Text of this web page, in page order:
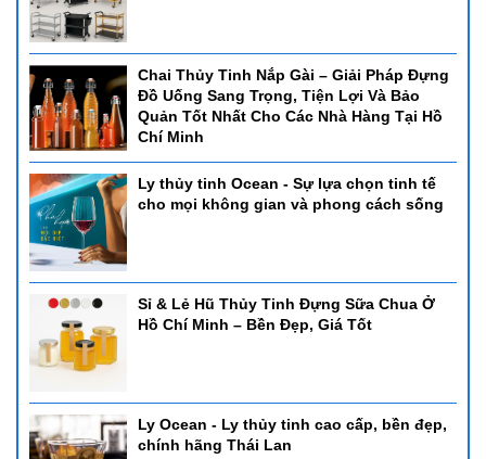
Chai Thủy Tinh Nắp Gài – Giải Pháp Đựng
Đồ Uống Sang Trọng, Tiện Lợi Và Bảo
Quản Tốt Nhất Cho Các Nhà Hàng Tại Hồ
Chí Minh
Ly thủy tinh Ocean - Sự lựa chọn tinh tế
cho mọi không gian và phong cách sống
Sỉ & Lẻ Hũ Thủy Tinh Đựng Sữa Chua Ở
Hồ Chí Minh – Bền Đẹp, Giá Tốt
Ly Ocean - Ly thủy tinh cao cấp, bền đẹp,
chính hãng Thái Lan